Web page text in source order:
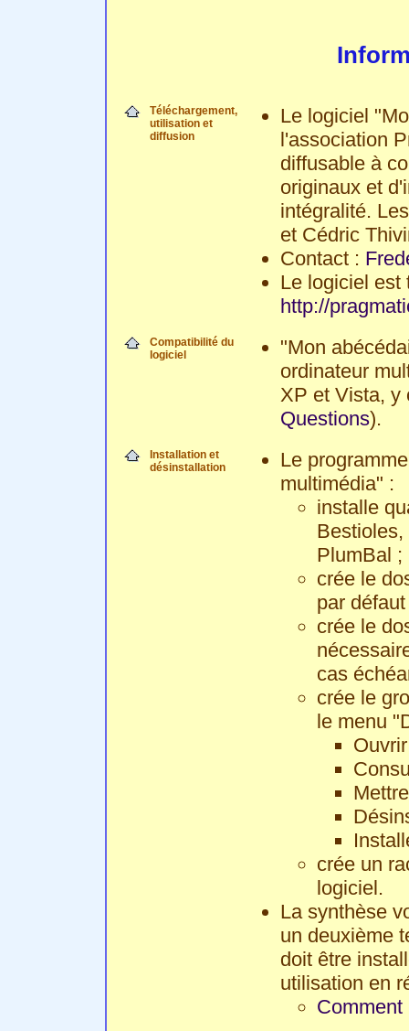
Téléchargement,
utilisation et
diffusion
Le logiciel
l'association
diffusable à
originaux et
intégralité.
et Cédric
Contact :
Le logiciel est
http://
Compatibilité du
logiciel
"Mon
ordinateur
XP et Vista, y
Questions).
Installation et
désinstallation
Le
multimédia" :
installe
PlumBal ;
crée le
par
crée le
cas
crée le
le menu
crée un
logiciel.
La synthèse
un deuxième
doit être
utilisation en